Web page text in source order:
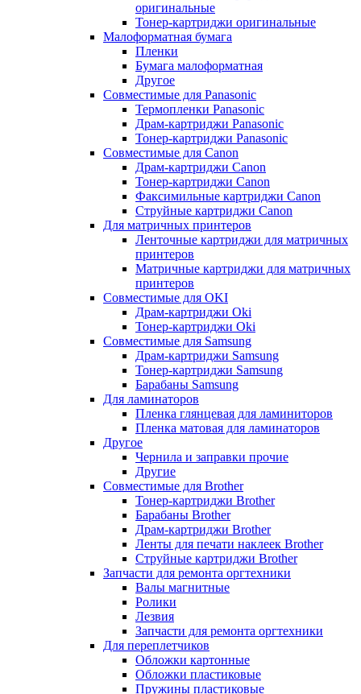
оригинальные
Тонер-картриджи оригинальные
Малоформатная бумага
Пленки
Бумага малоформатная
Другое
Совместимые для Panasonic
Термопленки Panasonic
Драм-картриджи Panasonic
Тонер-картриджи Panasonic
Совместимые для Canon
Драм-картриджи Canon
Тонер-картриджи Canon
Факсимильные картриджи Canon
Струйные картриджи Canon
Для матричных принтеров
Ленточные картриджи для матричных
принтеров
Матричные картриджи для матричных
принтеров
Совместимые для OKI
Драм-картриджи Oki
Тонер-картриджи Oki
Совместимые для Samsung
Драм-картриджи Samsung
Тонер-картриджи Samsung
Барабаны Samsung
Для ламинаторов
Пленка глянцевая для ламиниторов
Пленка матовая для ламинаторов
Другое
Чернила и заправки прочие
Другие
Совместимые для Brother
Тонер-картриджи Brother
Барабаны Brother
Драм-картриджи Brother
Ленты для печати наклеек Brother
Струйные картриджи Brother
Запчасти для ремонта оргтехники
Валы магнитные
Ролики
Лезвия
Запчасти для ремонта оргтехники
Для переплетчиков
Обложки картонные
Обложки пластиковые
Пружины пластиковые